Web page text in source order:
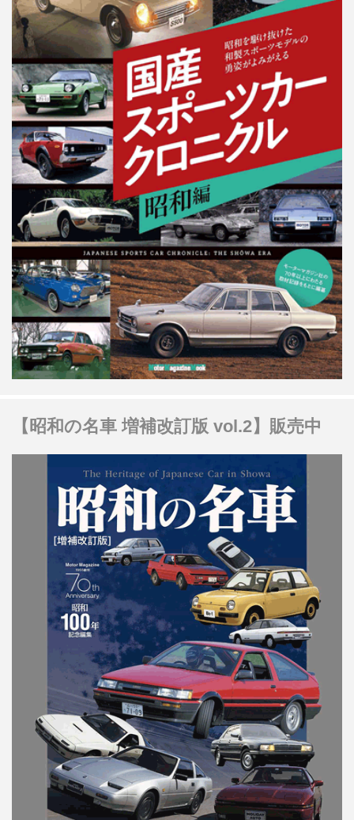
【昭和の名車 増補改訂版 vol.2】販売中